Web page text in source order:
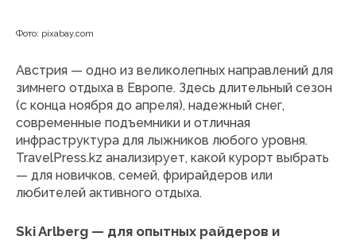
Фото: pixabay.com
Австрия — одно из великолепных направлений для
зимнего отдыха в Европе. Здесь длительный сезон
(с конца ноября до апреля), надежный снег,
современные подъемники и отличная
инфраструктура для лыжников любого уровня.
TravelPress.kz анализирует, какой курорт выбрать
— для новичков, семей, фрирайдеров или
любителей активного отдыха.
Ski Arlberg — для опытных райдеров и